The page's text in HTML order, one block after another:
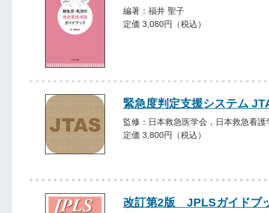
編著：福井 聖子
定価 3,080円（税込）
緊急度判定支援システム
監修：日本救急医学会，日本救急看
定価 3,800円（税込）
改訂第2版 JPLSガイドブ